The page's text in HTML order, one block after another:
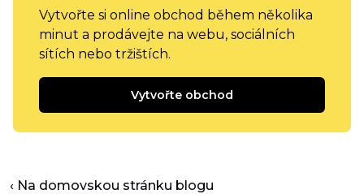
Vytvořte si online obchod během několika
minut a prodávejte na webu, sociálních
sítích nebo tržištích.
Vytvořte obchod
‹ Na domovskou stránku blogu